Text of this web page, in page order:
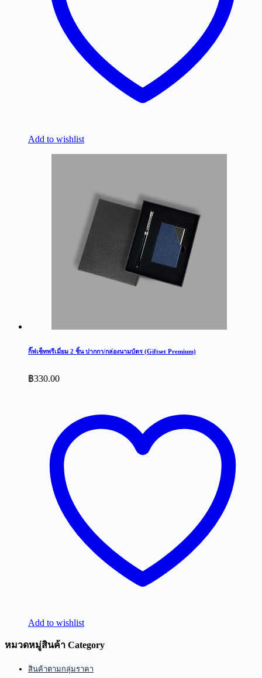
Add to wishlist
กิ๊ฟเซ็ทพรีเมี่ยม 2 ชิ้น ปากกา/กล่องนามบัตร (Giftset Premium)
฿330.00
Add to wishlist
หมวดหมู่สินค้า Category
สินค้าตามกลุ่มราคา